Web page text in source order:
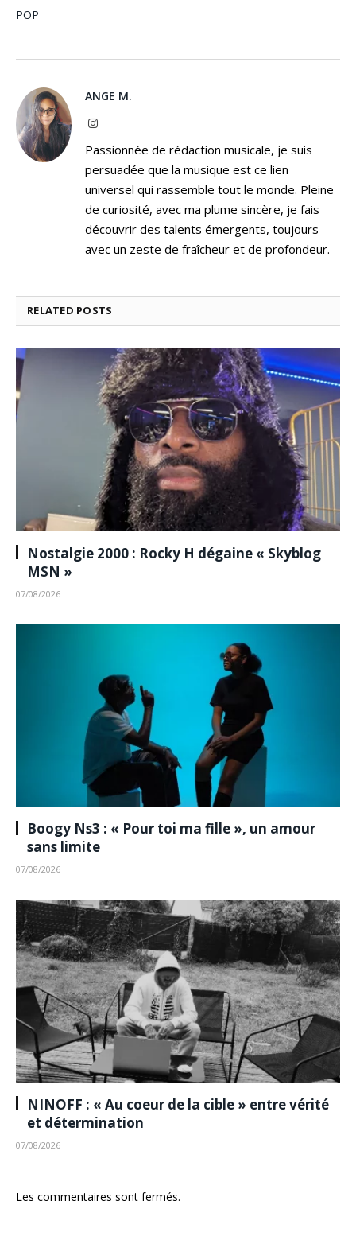
POP
ANGE M.
Instagram
Passionnée de rédaction musicale, je suis
persuadée que la musique est ce lien
universel qui rassemble tout le monde. Pleine
de curiosité, avec ma plume sincère, je fais
découvrir des talents émergents, toujours
avec un zeste de fraîcheur et de profondeur.
RELATED POSTS
Nostalgie 2000 : Rocky H dégaine « Skyblog
MSN »
07/08/2026
Boogy Ns3 : « Pour toi ma fille », un amour
sans limite
07/08/2026
NINOFF : « Au coeur de la cible » entre vérité
et détermination
07/08/2026
Les commentaires sont fermés.